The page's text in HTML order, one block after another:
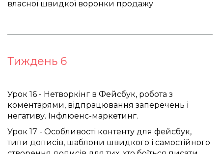
власної швидкої воронки продажу
Тиждень 6
Урок 16 - Нетворкінг в Фейсбук, робота з
коментарями, відпрацювання заперечень і
негативу. Інфлюенс-маркетинг.
Урок 17 - Особливості контенту для фейсбук,
типи дописів, шаблони швидкого і самостійного